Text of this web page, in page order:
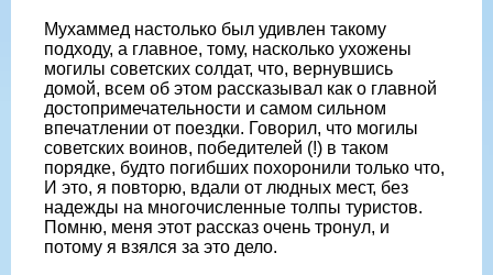
Мухаммед настолько был удивлен такому
подходу, а главное, тому, насколько ухожены
могилы советских солдат, что, вернувшись
домой, всем об этом рассказывал как о главной
достопримечательности и самом сильном
впечатлении от поездки. Говорил, что могилы
советских воинов, победителей (!) в таком
порядке, будто погибших похоронили только что,
И это, я повторю, вдали от людных мест, без
надежды на многочисленные толпы туристов.
Помню, меня этот рассказ очень тронул, и
потому я взялся за это дело.